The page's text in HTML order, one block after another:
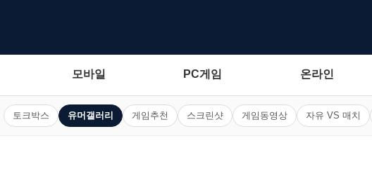
모바일 PC게임 온라인
토크박스 유머갤러리 게임추천 스크린샷 게임동영상 자유 VS 매치